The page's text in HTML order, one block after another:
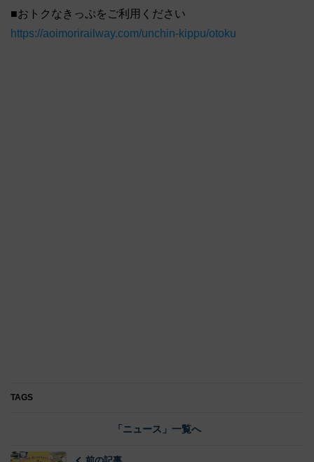
■おトクなきっぷをご利用ください
https://aoimorirailway.com/unchin-kippu/otoku
TAGS
「ニュース」一覧へ